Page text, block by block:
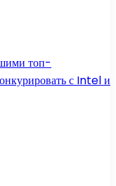
топ-
с Intel и